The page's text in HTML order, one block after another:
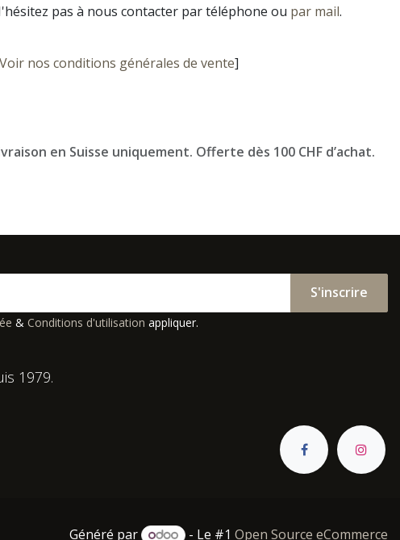
pas à nous contacter par téléphone ou par mail.
Voir nos conditions générales de vente]
en Suisse uniquement. Offerte dès 100 CHF d’achat.
S'inscrire
& Conditions d'utilisation appliquer.
1979.
Généré par - Le #1 Open Source eCommerce